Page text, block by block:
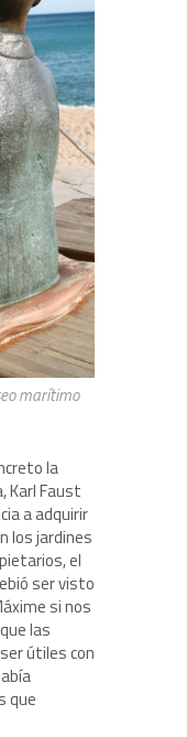
marítimo
la
Karl Faust
a adquirir
los jardines
el
ser visto
si nos
las
útiles con
que